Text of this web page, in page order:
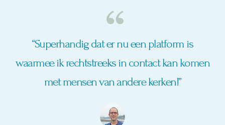
“Superhandig dat er nu een platform is
waarmee ik rechtstreeks in contact kan komen
met mensen van andere kerken!”